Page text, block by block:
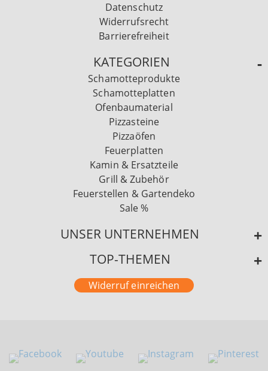
Datenschutz
Widerrufsrecht
Barrierefreiheit
KATEGORIEN
Schamotteprodukte
Schamotteplatten
Ofenbaumaterial
Pizzasteine
Pizzaöfen
Feuerplatten
Kamin & Ersatzteile
Grill & Zubehör
Feuerstellen & Gartendeko
Sale %
UNSER UNTERNEHMEN
TOP-THEMEN
Widerruf einreichen